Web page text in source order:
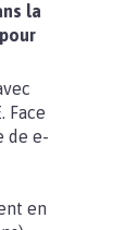
la
Face
de e-
en